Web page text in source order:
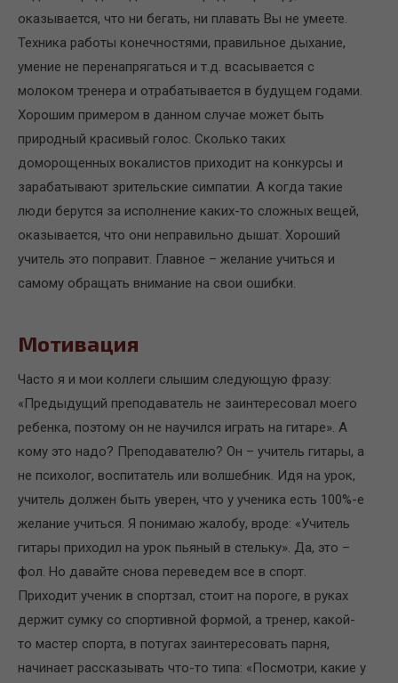
оказывается, что ни бегать, ни плавать Вы не умеете.
Техника работы конечностями, правильное дыхание,
умение не перенапрягаться и т.д. всасывается с
молоком тренера и отрабатывается в будущем годами.
Хорошим примером в данном случае может быть
природный красивый голос. Сколько таких
доморощенных вокалистов приходит на конкурсы и
зарабатывают зрительские симпатии. А когда такие
люди берутся за исполнение каких-то сложных вещей,
оказывается, что они неправильно дышат. Хороший
учитель это поправит. Главное – желание учиться и
самому обращать внимание на свои ошибки.
Мотивация
Часто я и мои коллеги слышим следующую фразу:
«Предыдущий преподаватель не заинтересовал моего
ребенка, поэтому он не научился играть на гитаре». А
кому это надо? Преподавателю? Он – учитель гитары, а
не психолог, воспитатель или волшебник. Идя на урок,
учитель должен быть уверен, что у ученика есть 100%-е
желание учиться. Я понимаю жалобу, вроде: «Учитель
гитары приходил на урок пьяный в стельку». Да, это –
фол. Но давайте снова переведем все в спорт.
Приходит ученик в спортзал, стоит на пороге, в руках
держит сумку со спортивной формой, а тренер, какой-
то мастер спорта, в потугах заинтересовать парня,
начинает рассказывать что-то типа: «Посмотри, какие у